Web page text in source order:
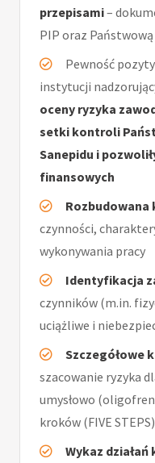
przepisami–
PIP oraz
Pewność
instytucji
oceny ryzyka
setki kontroli
Sanepidu i
finansowych
czynności,
wykonywania pracy
Identyfikacja
czynników (m.in.
uciążliwe i
Szczegółowe
szacowanie ryzyka
umysłowo
kroków (FIVE STEPS)
Wykaz